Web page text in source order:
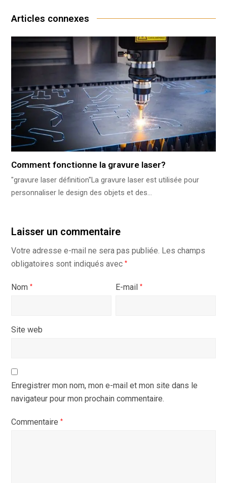
Articles connexes
Comment fonctionne la gravure laser?
"gravure laser définition"La gravure laser est utilisée pour
personnaliser le design des objets et des…
Laisser un commentaire
Votre adresse e-mail ne sera pas publiée. Les champs
obligatoires sont indiqués avec*
Nom* E-mail*
Site web
Enregistrer mon nom, mon e-mail et mon site dans le
navigateur pour mon prochain commentaire.
Commentaire*